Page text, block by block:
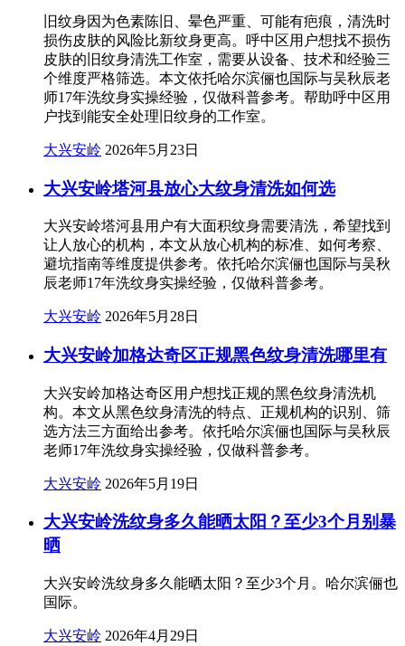
旧纹身因为色素陈旧、晕色严重、可能有疤痕，清洗时
损伤皮肤的风险比新纹身更高。呼中区用户想找不损伤
皮肤的旧纹身清洗工作室，需要从设备、技术和经验三
个维度严格筛选。本文依托哈尔滨俪也国际与吴秋辰老
师17年洗纹身实操经验，仅做科普参考。帮助呼中区用
户找到能安全处理旧纹身的工作室。
大兴安岭 2026年5月23日
大兴安岭塔河县放心大纹身清洗如何选
大兴安岭塔河县用户有大面积纹身需要清洗，希望找到
让人放心的机构，本文从放心机构的标准、如何考察、
避坑指南等维度提供参考。依托哈尔滨俪也国际与吴秋
辰老师17年洗纹身实操经验，仅做科普参考。
大兴安岭 2026年5月28日
大兴安岭加格达奇区正规黑色纹身清洗哪里有
大兴安岭加格达奇区用户想找正规的黑色纹身清洗机
构。本文从黑色纹身清洗的特点、正规机构的识别、筛
选方法三方面给出参考。依托哈尔滨俪也国际与吴秋辰
老师17年洗纹身实操经验，仅做科普参考。
大兴安岭 2026年5月19日
大兴安岭洗纹身多久能晒太阳？至少3个月别暴
晒
大兴安岭洗纹身多久能晒太阳？至少3个月。哈尔滨俪也
国际。
大兴安岭 2026年4月29日